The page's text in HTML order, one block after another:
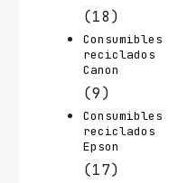
(18)
Consumibles
reciclados
Canon
(9)
Consumibles
reciclados
Epson
(17)